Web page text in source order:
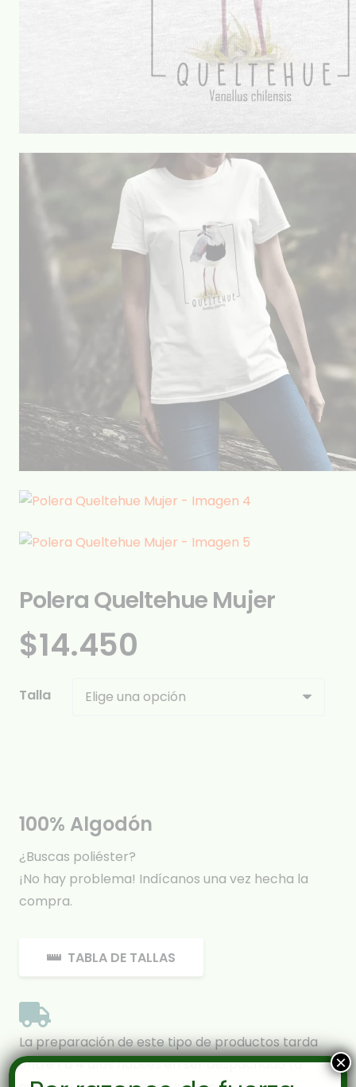
Polera Queltehue Mujer
$14.450
Talla
100% Algodón
¿Buscas poliéster?
¡No hay problema! Indícanos una vez hecha la
compra.
TABLA DE TALLAS
La preparación de este tipo de productos tarda
entre 1 a 4 días hábiles en ser despachado (a
×